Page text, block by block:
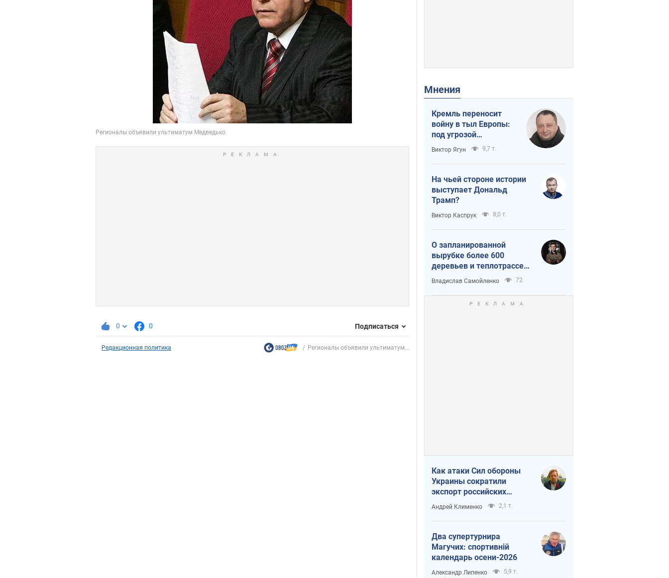
0 0 Подписаться
Редакционная политика Регионалы объявили ультиматум...
Мнения
Кремль переносит
войну в тыл Европы:
под угрозой
критическая
логистика
Виктор Ягун 9,7 т.
На чьей стороне истории
выступает Дональд
Трамп?
Виктор Каспрук 8,0 т.
О запланированной
вырубке более 600
деревьев и теплотрассе:
что происходит на
Теремках в Киеве
Владислав Самойленко 72
Как атаки Сил обороны
Украины сократили
экспорт российских
нефтепродуктов
Андрей Клименко 2,1 т.
Два супертурнира
Магучих: спортивній
календарь осени-2026
Александр Липенко 5,9 т.